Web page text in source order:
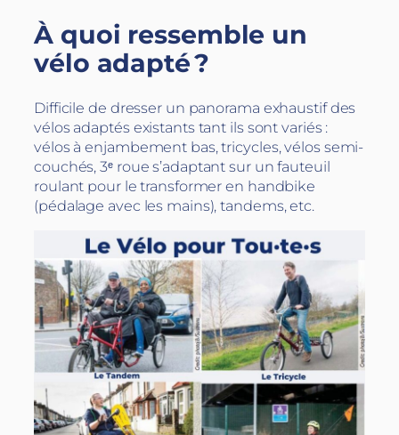
À quoi ressemble un
vélo adapté ?
Difficile de dresser un panorama exhaustif des
vélos adaptés existants tant ils sont variés :
vélos à enjambement bas, tricycles, vélos semi-
couchés, 3ᵉ roue s’adaptant sur un fauteuil
roulant pour le transformer en handbike
(pédalage avec les mains), tandems, etc.